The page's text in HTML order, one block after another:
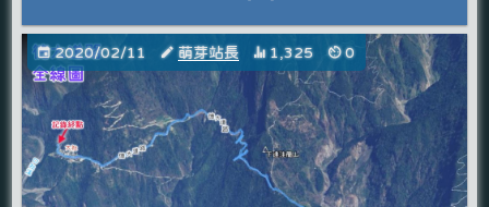
2020/02/11 萌芽站長 1,325 0